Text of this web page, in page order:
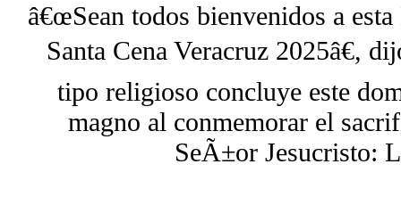
â€œSean todos bienvenidos a
Santa Cena Veracruz 2025â€,
tipo religioso concluye este
magno al conmemorar el
SeÃ±or Jesucristo: